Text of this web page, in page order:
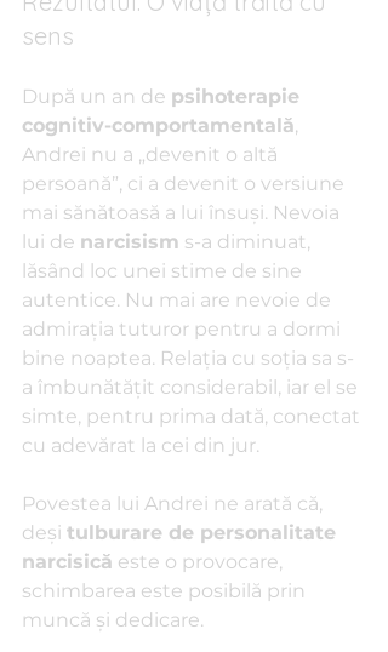
sens
După un an de psihoterapie
cognitiv-comportamentală,
Andrei nu a „devenit o altă
persoană”, ci a devenit o versiune
mai sănătoasă a lui însuși. Nevoia
lui de narcisism s-a diminuat,
lăsând loc unei stime de sine
autentice. Nu mai are nevoie de
admirația tuturor pentru a dormi
bine noaptea. Relația cu soția sa s-
a îmbunătățit considerabil, iar el se
simte, pentru prima dată, conectat
cu adevărat la cei din jur.
Povestea lui Andrei ne arată că,
deși tulburare de personalitate
narcisică este o provocare,
schimbarea este posibilă prin
muncă și dedicare.